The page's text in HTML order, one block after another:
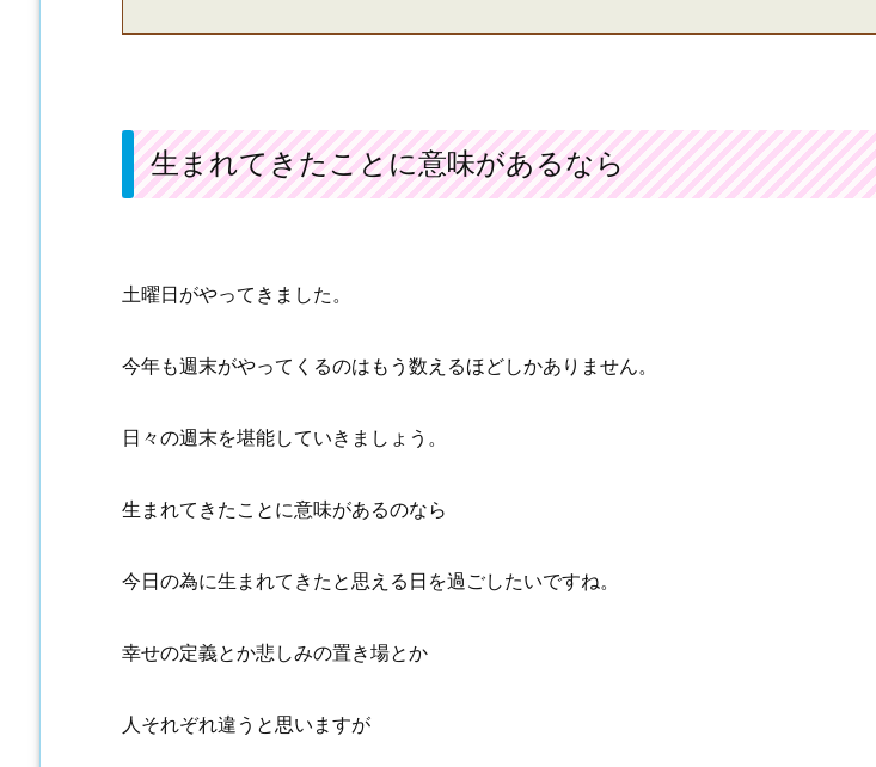
生まれてきたことに意味があるなら
土曜日がやってきました。
今年も週末がやってくるのはもう数えるほどしかありません。
日々の週末を堪能していきましょう。
生まれてきたことに意味があるのなら
今日の為に生まれてきたと思える日を過ごしたいですね。
幸せの定義とか悲しみの置き場とか
人それぞれ違うと思いますが